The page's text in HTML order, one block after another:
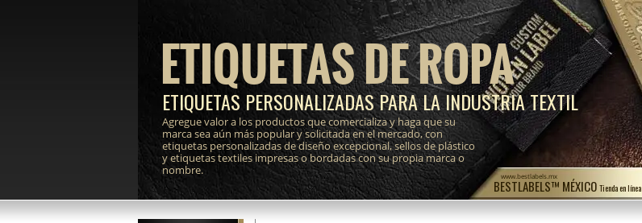
BESTLABELS™ MÉXICO Tienda en línea
www.bestlabels.mx
ETIQUETAS DE ROPA
ETIQUETAS PERSONALIZADAS PARA LA INDUSTRIA TEXTIL
Agregue valor a los productos que comercializa y haga que su
marca sea aún más popular y solicitada en el mercado, con
etiquetas personalizadas de diseño excepcional, sellos de plástico
y etiquetas textiles impresas o bordadas con su propia marca o
nombre.